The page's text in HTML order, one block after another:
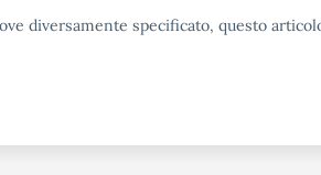
diversamente specificato, questo